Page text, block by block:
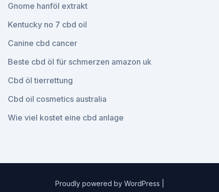
Gnome hanföl extrakt
Kentucky no 7 cbd oil
Canine cbd cancer
Beste cbd öl für schmerzen amazon uk
Cbd öl tierrettung
Cbd oil cosmetics australia
Wie viel kostet eine cbd anlage
Proudly powered by WordPress